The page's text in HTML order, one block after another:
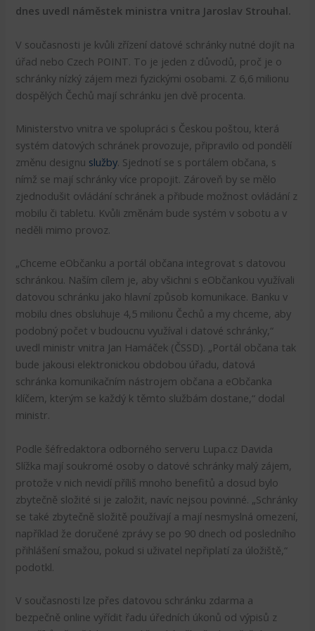
dnes uvedl náměstek ministra vnitra Jaroslav Strouhal.
V současnosti je kvůli zřízení datové schránky nutné dojít na
úřad nebo Czech POINT. To je jeden z důvodů, proč je o
schránky nízký zájem mezi fyzickými osobami. Z 6,6 milionu
dospělých Čechů mají schránku jen dvě procenta.
Ministerstvo vnitra ve spolupráci s Českou poštou, která
systém datových schránek provozuje, připravilo od pondělí
změnu designu služby. Sjednotí se s portálem občana, s
nímž se mají schránky více propojit. Zároveň by se mělo
zjednodušit ovládání schránek a přibude možnost ovládání z
mobilu či tabletu. Kvůli změnám bude systém v sobotu a v
neděli mimo provoz.
„Chceme eObčanku a portál občana integrovat s datovou
schránkou. Naším cílem je, aby všichni s eObčankou využívali
datovou schránku jako hlavní způsob komunikace. Banku v
mobilu dnes obsluhuje 4,5 milionu Čechů a my chceme, aby
podobný počet v budoucnu využíval i datové schránky,“
uvedl ministr vnitra Jan Hamáček (ČSSD). „Portál občana tak
bude jakousi elektronickou obdobou úřadu, datová
schránka komunikačním nástrojem občana a eObčanka
klíčem, kterým se každý k těmto službám dostane,“ dodal
ministr.
Podle šéfredaktora odborného serveru Lupa.cz Davida
Slížka mají soukromé osoby o datové schránky malý zájem,
protože v nich nevidí příliš mnoho benefitů a dosud bylo
zbytečně složité si je založit, navíc nejsou povinné. „Schránky
se také zbytečně složitě používají a mají nesmyslná omezení,
například že doručené zprávy se po 90 dnech od posledního
přihlášení smažou, pokud si uživatel nepřiplatí za úložiště,“
podotkl.
V současnosti lze přes datovou schránku zdarma a
bezpečně online vyřídit řadu úředních úkonů od výpisů z